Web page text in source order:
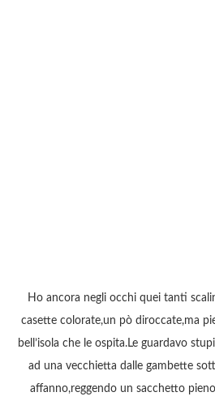
Ho ancora negli occhi quei tanti
casette colorate,un pò diroccate,ma
bell’isola che le ospita.Le guardavo
ad una vecchietta dalle gambette
affanno,reggendo un sacchetto